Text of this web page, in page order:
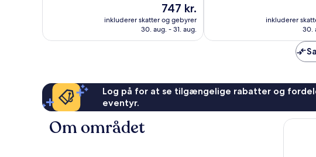
Prisen
er
747 kr.
747 kr.
inkluderer skatter og gebyrer
30. aug. - 31. aug.
anmeldelser
inkluderer
30.
Log på for at se tilgængelige rabatter og
eventyr.
Om området